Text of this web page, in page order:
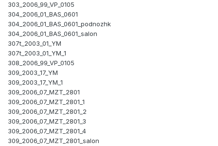
303_2006_99_VP_0105
304_2006_01_BAS_0601
304_2006_01_BAS_0601_podnozhk
304_2006_01_BAS_0601_salon
307t_2003_01_YM
307t_2003_01_YM_1
308_2006_99_VP_0105
309_2003_17_YM
309_2003_17_YM_1
309_2006_07_MZT_2801
309_2006_07_MZT_2801_1
309_2006_07_MZT_2801_2
309_2006_07_MZT_2801_3
309_2006_07_MZT_2801_4
309_2006_07_MZT_2801_salon